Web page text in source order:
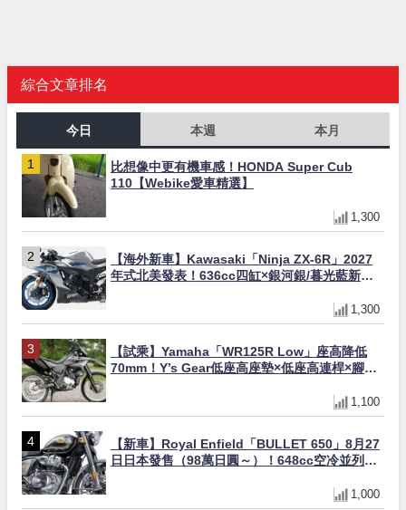
綜合文章排名
今日 本週 本月
比想像中更有機車感！HONDA Super Cub
110【Webike愛車精選】
1,300
【海外新車】Kawasaki「Ninja ZX-6R」2027
年式北美發表！636cc四缸×銀河銀/暮光藍新色
1,300
【試乘】Yamaha「WR125R Low」座高降低
70mm！Y’s Gear低座高座墊×低座高連桿×腳踏
1,100
【新車】Royal Enfield「BULLET 650」8月27
日日本發售（98萬日圓～）！648cc空冷並列雙
1,000